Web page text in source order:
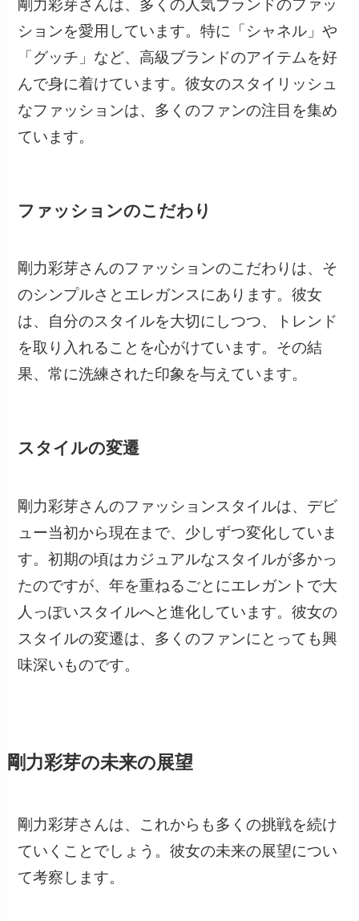
剛力彩芽さんは、多くの人気ブランドのファッ
ションを愛用しています。特に「シャネル」や
「グッチ」など、高級ブランドのアイテムを好
んで身に着けています。彼女のスタイリッシュ
なファッションは、多くのファンの注目を集め
ています。
ファッションのこだわり
剛力彩芽さんのファッションのこだわりは、そ
のシンプルさとエレガンスにあります。彼女
は、自分のスタイルを大切にしつつ、トレンド
を取り入れることを心がけています。その結
果、常に洗練された印象を与えています。
スタイルの変遷
剛力彩芽さんのファッションスタイルは、デビ
ュー当初から現在まで、少しずつ変化していま
す。初期の頃はカジュアルなスタイルが多かっ
たのですが、年を重ねるごとにエレガントで大
人っぽいスタイルへと進化しています。彼女の
スタイルの変遷は、多くのファンにとっても興
味深いものです。
剛力彩芽の未来の展望
剛力彩芽さんは、これからも多くの挑戦を続け
ていくことでしょう。彼女の未来の展望につい
て考察します。